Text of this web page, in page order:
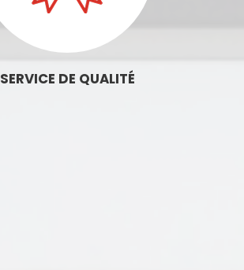
SERVICE DE QUALITÉ